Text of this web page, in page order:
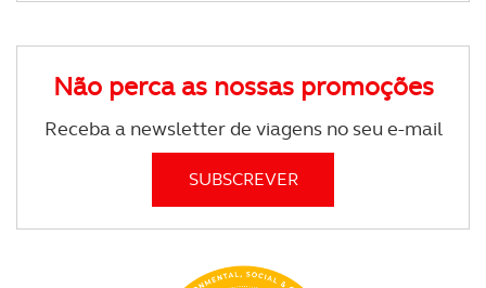
Não perca as nossas promoções
Receba a newsletter de viagens no seu e-mail